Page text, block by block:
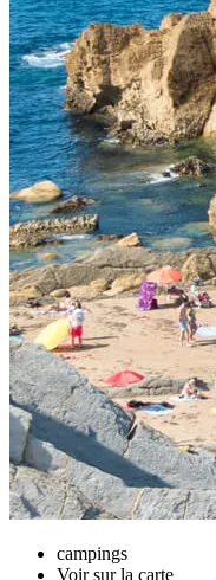
campings
Voir sur la carte